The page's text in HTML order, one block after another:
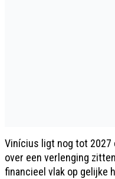
Vinícius ligt nog tot 2027
over een verlenging
financieel vlak op gelijke